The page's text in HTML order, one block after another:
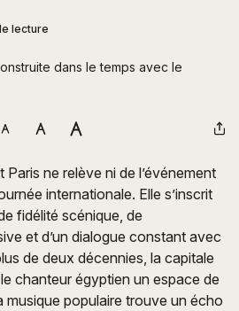
lecture
dans le temps avec le
ne relève ni de l’événement
internationale. Elle s’inscrit
fidélité scénique, de
et d’un dialogue constant avec
de deux décennies, la capitale
chanteur égyptien un espace de
musique populaire trouve un écho